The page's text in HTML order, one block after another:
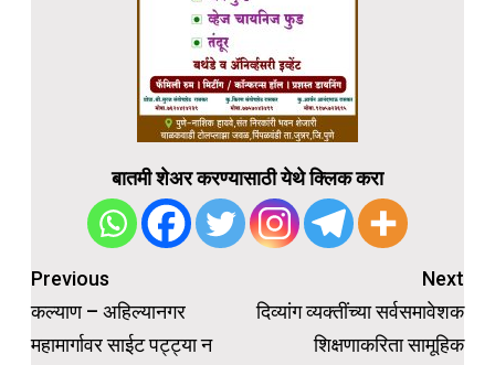
बातमी शेअर करण्यासाठी येथे क्लिक करा
Post
navigation
Previous
कल्याण – अहिल्यानगर
महामार्गावर साईट पट्ट्या न
Next
दिव्यांग व्यक्तींच्या सर्वसमावेशक
शिक्षणाकरिता सामूहिक